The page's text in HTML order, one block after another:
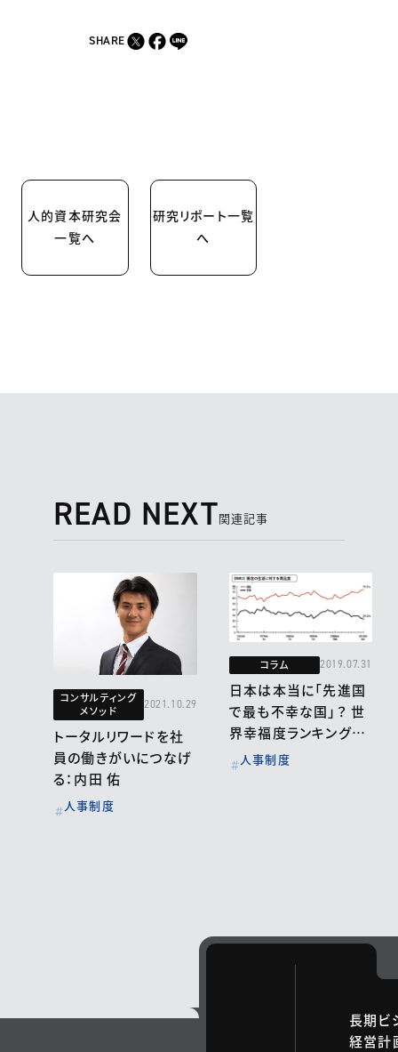
SHARE
人的資本研究会
一覧へ
研究リポート一覧
へ
READ NEXT関連記事
コンサルティング
メソッド
2021.10.29
トータルリワードを社
員の働きがいにつなげ
る：内田 佑
人事制度
コラム 2019.07.31
日本は本当に「先進国
で最も不幸な国」？ 世
界幸福度ランキング
―― 日本58位
人事制度
長期ビ
経営計